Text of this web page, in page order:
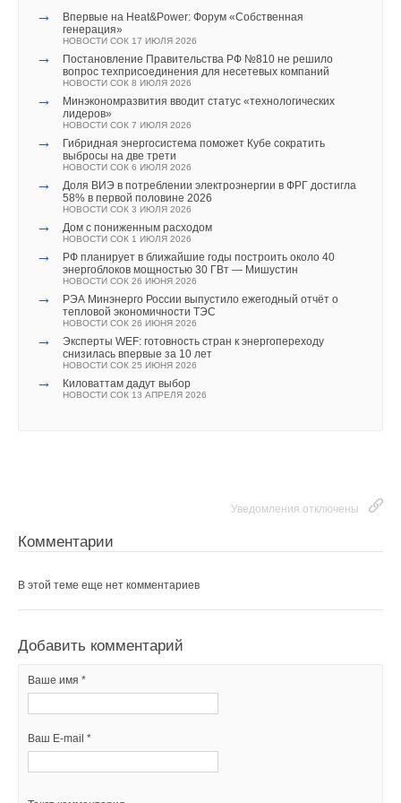
→
Впервые на Heat&Power: Форум «Собственная
генерация»
НОВОСТИ СОК 17 ИЮЛЯ 2026
→
Постановление Правительства РФ №810 не решило
вопрос техприсоединения для несетевых компаний
НОВОСТИ СОК 8 ИЮЛЯ 2026
→
Минэкономразвития вводит статус «технологических
лидеров»
НОВОСТИ СОК 7 ИЮЛЯ 2026
→
Гибридная энергосистема поможет Кубе сократить
выбросы на две трети
НОВОСТИ СОК 6 ИЮЛЯ 2026
→
Доля ВИЭ в потреблении электроэнергии в ФРГ достигла
58% в первой половине 2026
НОВОСТИ СОК 3 ИЮЛЯ 2026
→ Дом с пониженным расходом
НОВОСТИ СОК 1 ИЮЛЯ 2026
→
РФ планирует в ближайшие годы построить около 40
энергоблоков мощностью 30 ГВт — Мишустин
НОВОСТИ СОК 26 ИЮНЯ 2026
→
РЭА Минэнерго России выпустило ежегодный отчёт о
тепловой экономичности ТЭС
НОВОСТИ СОК 26 ИЮНЯ 2026
→
Эксперты WEF: готовность стран к энергопереходу
снизилась впервые за 10 лет
НОВОСТИ СОК 25 ИЮНЯ 2026
→ Киловаттам дадут выбор
НОВОСТИ СОК 13 АПРЕЛЯ 2026
Уведомления отключены
Комментарии
В этой теме еще нет комментариев
Добавить комментарий
Ваше имя *
Ваш E-mail *
В этой теме еще нет комментариев
Добавить комментарий
Ваше имя *
Ваш E-mail *
Текст комментария